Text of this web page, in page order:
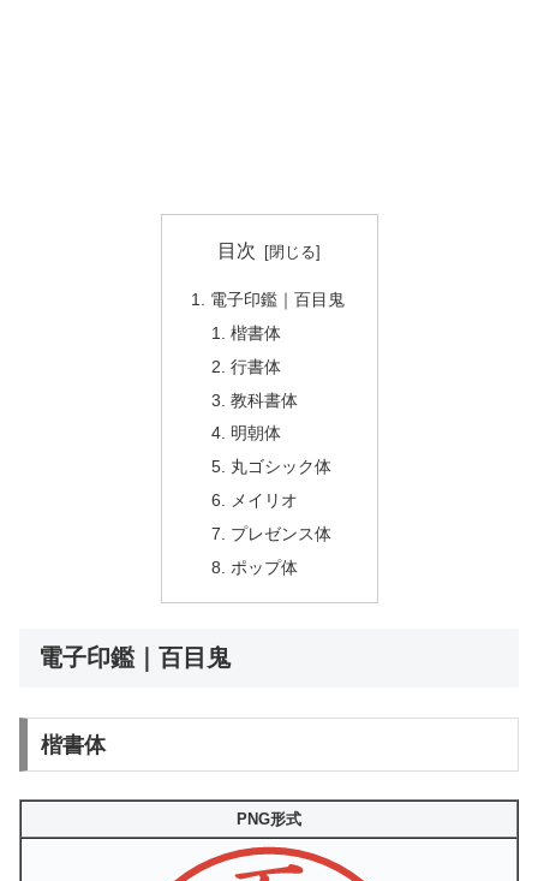
目次
電子印鑑｜百目鬼
楷書体
行書体
教科書体
明朝体
丸ゴシック体
メイリオ
プレゼンス体
ポップ体
電子印鑑｜百目鬼
楷書体
PNG形式